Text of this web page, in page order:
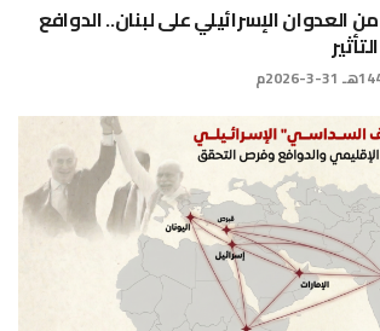
الإسرائيلي على لبنان.. الدوافع